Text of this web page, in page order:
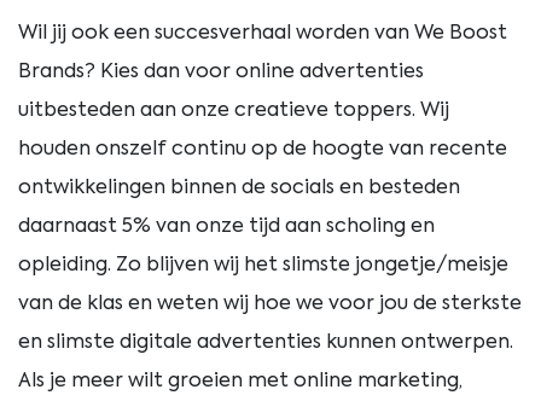
Wil jij ook een succesverhaal worden van We Boost
Brands? Kies dan voor online advertenties
uitbesteden aan onze creatieve toppers. Wij
houden onszelf continu op de hoogte van recente
ontwikkelingen binnen de socials en besteden
daarnaast 5% van onze tijd aan scholing en
opleiding. Zo blijven wij het slimste jongetje/meisje
van de klas en weten wij hoe we voor jou de sterkste
en slimste digitale advertenties kunnen ontwerpen.
Als je meer wilt groeien met online marketing,